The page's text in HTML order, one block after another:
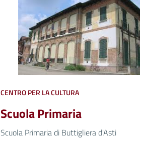
CENTRO PER LA CULTURA
Scuola Primaria
Scuola Primaria di Buttigliera d'Asti